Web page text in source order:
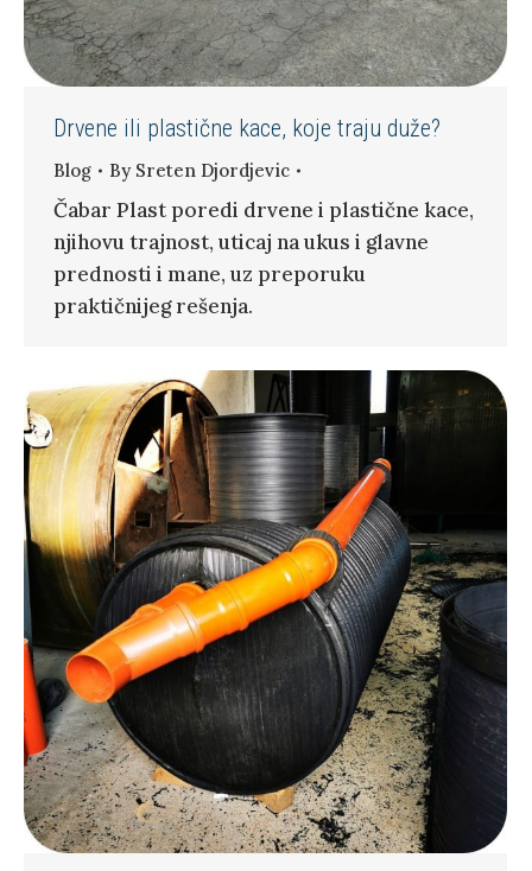
Drvene ili plastične kace, koje traju duže?
Blog By Sreten Djordjevic
Čabar Plast poredi drvene i plastične kace,
njihovu trajnost, uticaj na ukus i glavne
prednosti i mane, uz preporuku
praktičnijeg rešenja.